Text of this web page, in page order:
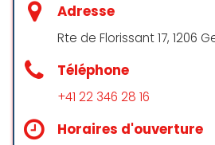
Accueil agréable
service.
Adresse
Rte de Florissant 17, 1206
Téléphone
+41 22 346 28 16
Horaires d'ouverture